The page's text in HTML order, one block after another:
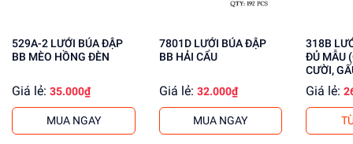
529A-2 LƯỚI BÚA ĐẬP
BB MÈO HỒNG ĐÈN
Giá lẻ: 35.000₫
MUA NGAY
7801D LƯỚI BÚA ĐẬP
BB HẢI CẨU
Giá lẻ: 32.000₫
MUA NGAY
318B LƯỚI BÚA ĐẬP BB
ĐỦ MẪU
CƯỜI,
Giá lẻ: